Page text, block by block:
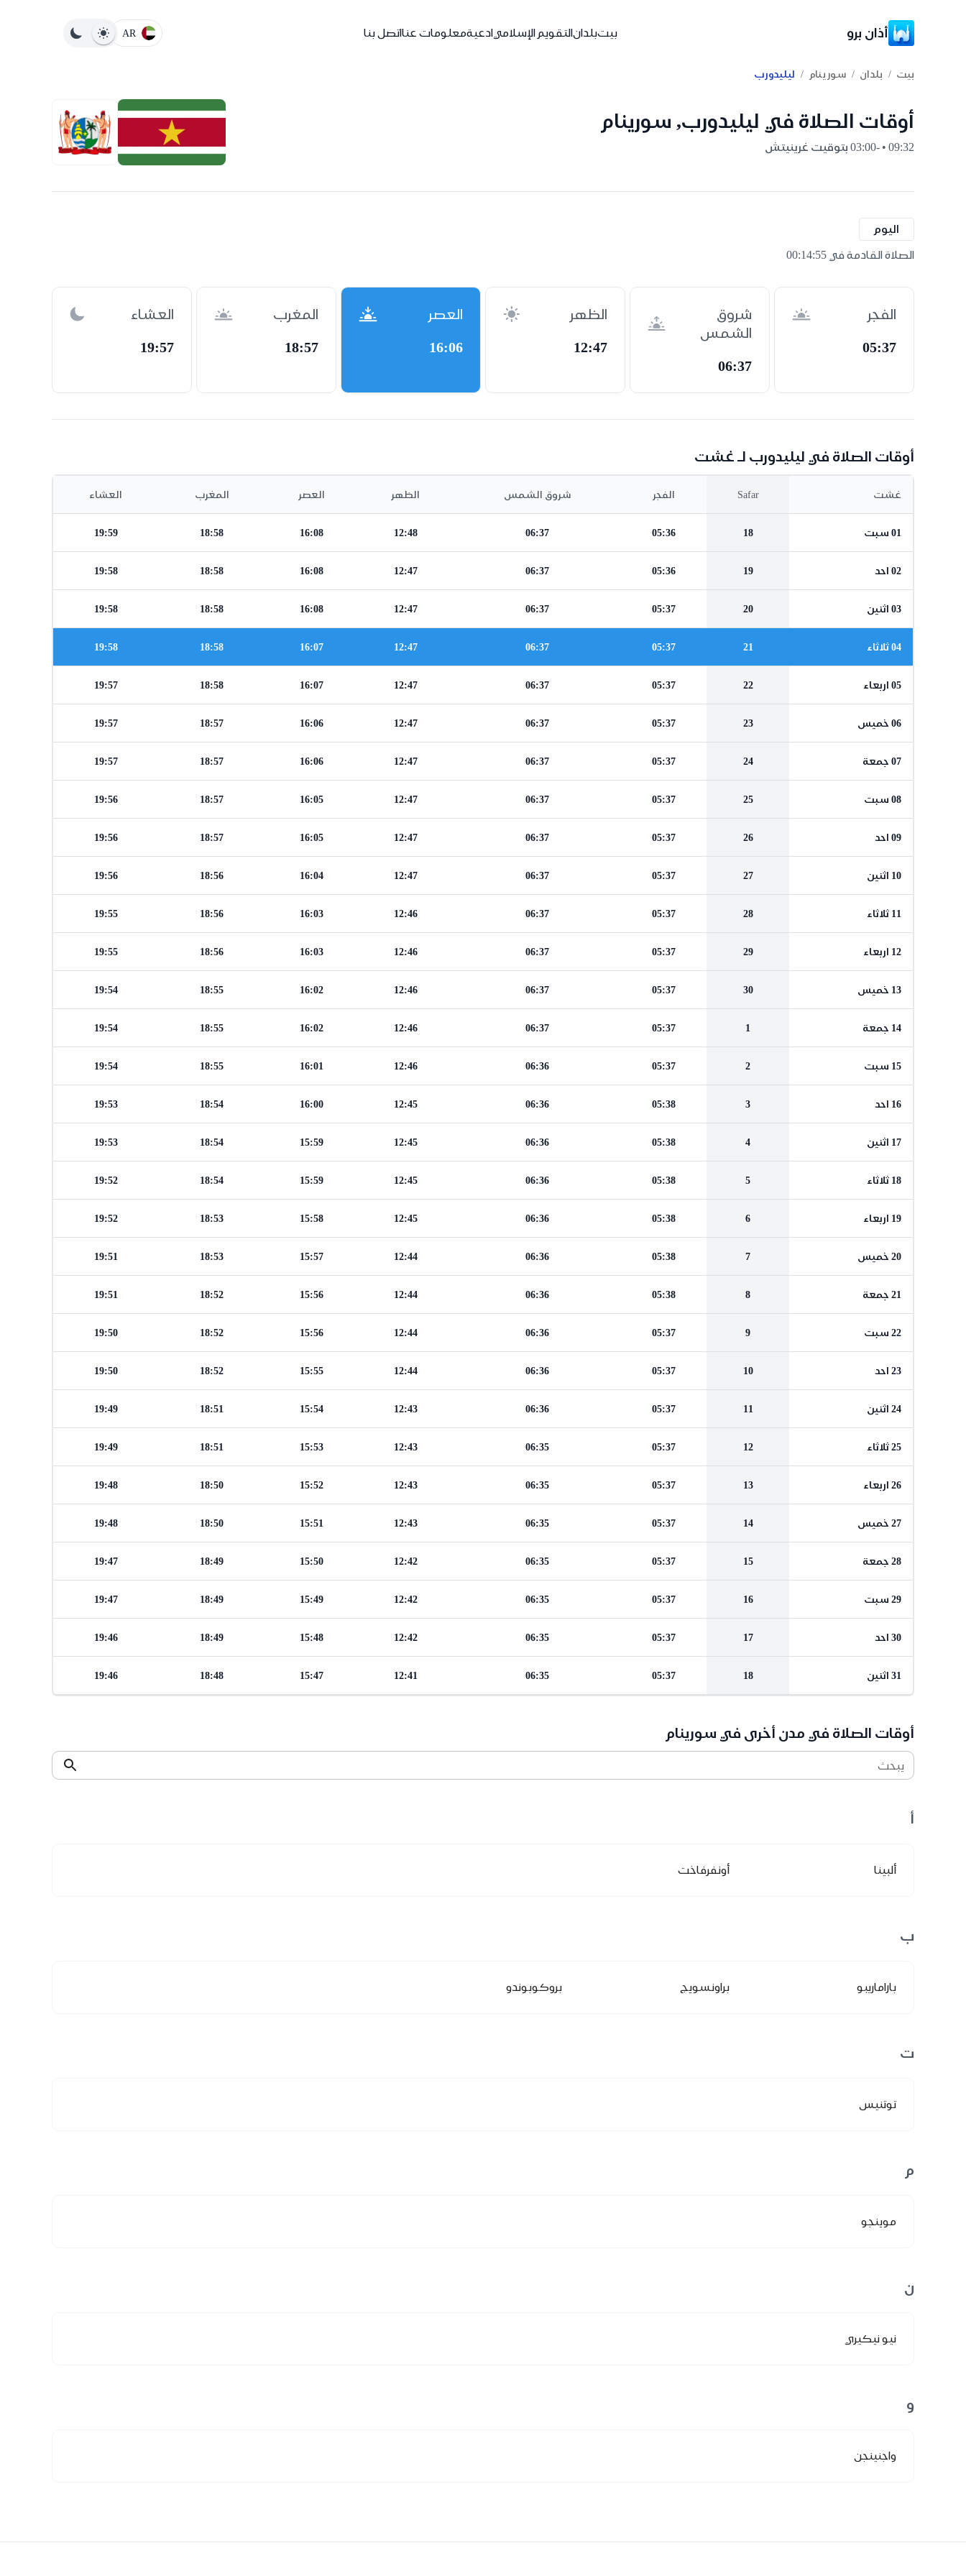
أذان برو بيتبلدانالتقويم الإسلاميادعيةمعلومات عنااتصل بنا AR
بيت / بلدان / سورينام / ليليدورب
أوقات الصلاة في ليليدورب, سورينام
09:32 • -03:00 بتوقيت غرينيتش
اليوم
الصلاة القادمة في 00:14:55
الفجر
05:37
شروق
الشمس
06:37
الظهر
12:47
العصر
16:06
المغرب
18:57
العشاء
19:57
أوقات الصلاة في ليليدورب لـ غشت
غشت Safar الفجر شروق الشمس الظهر العصر المغرب العشاء
01 سبت 18
05:36
06:37
12:48
16:08
18:58
19:59
02 احد 19
05:36
06:37
12:47
16:08
18:58
19:58
03 اثنين 20
05:37
06:37
12:47
16:08
18:58
19:58
04 ثلاثاء 21
05:37
06:37
12:47
16:07
18:58
19:58
05 اربعاء 22
05:37
06:37
12:47
16:07
18:58
19:57
06 خميس 23
05:37
06:37
12:47
16:06
18:57
19:57
07 جمعة 24
05:37
06:37
12:47
16:06
18:57
19:57
08 سبت 25
05:37
06:37
12:47
16:05
18:57
19:56
09 احد 26
05:37
06:37
12:47
16:05
18:57
19:56
10 اثنين 27
05:37
06:37
12:47
16:04
18:56
19:56
11 ثلاثاء 28
05:37
06:37
12:46
16:03
18:56
19:55
12 اربعاء 29
05:37
06:37
12:46
16:03
18:56
19:55
13 خميس 30
05:37
06:37
12:46
16:02
18:55
19:54
14 جمعة 1
05:37
06:37
12:46
16:02
18:55
19:54
15 سبت 2
05:37
06:36
12:46
16:01
18:55
19:54
16 احد 3
05:38
06:36
12:45
16:00
18:54
19:53
17 اثنين 4
05:38
06:36
12:45
15:59
18:54
19:53
18 ثلاثاء 5
05:38
06:36
12:45
15:59
18:54
19:52
19 اربعاء 6
05:38
06:36
12:45
15:58
18:53
19:52
20 خميس 7
05:38
06:36
12:44
15:57
18:53
19:51
21 جمعة 8
05:38
06:36
12:44
15:56
18:52
19:51
22 سبت 9
05:37
06:36
12:44
15:56
18:52
19:50
23 احد 10
05:37
06:36
12:44
15:55
18:52
19:50
24 اثنين 11
05:37
06:36
12:43
15:54
18:51
19:49
25 ثلاثاء 12
05:37
06:35
12:43
15:53
18:51
19:49
26 اربعاء 13
05:37
06:35
12:43
15:52
18:50
19:48
27 خميس 14
05:37
06:35
12:43
15:51
18:50
19:48
28 جمعة 15
05:37
06:35
12:42
15:50
18:49
19:47
29 سبت 16
05:37
06:35
12:42
15:49
18:49
19:47
30 احد 17
05:37
06:35
12:42
15:48
18:49
19:46
31 اثنين 18
05:37
06:35
12:41
15:47
18:48
19:46
أوقات الصلاة في مدن أخرى في سورينام
يبحث
أ
ألبينا أونفرفاخت
ب
باراماريبو براونسويج بروكوبوندو
ت
توتنيس
م
موينجو
ن
نيو نيكيري
و
واجنينجن